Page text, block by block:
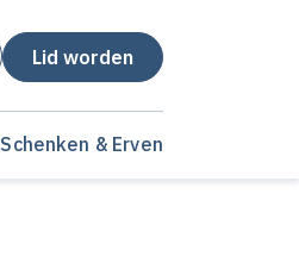
Lid worden
Schenken & Erven